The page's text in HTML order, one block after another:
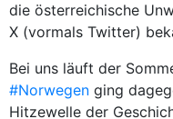
die österreichische
X (vormals Twitter)
Bei uns läuft der
#Norwegen ging
Hitzewelle der